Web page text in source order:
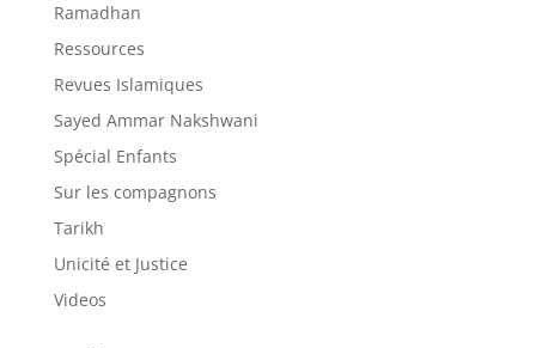
Ramadhan
Ressources
Revues Islamiques
Sayed Ammar Nakshwani
Spécial Enfants
Sur les compagnons
Tarikh
Unicité et Justice
Videos